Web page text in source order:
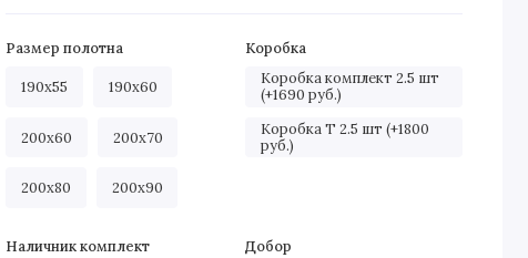
Размер полотна
190х55 190х60
200х60 200х70
200х80 200х90
Коробка
Коробка комплект 2.5 шт
(+1690 руб.)
Коробка Т 2.5 шт (+1800
руб.)
Наличник комплект
Добор